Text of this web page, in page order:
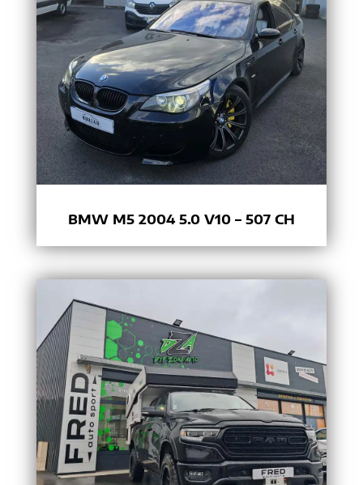
BMW M5 2004 5.0 V10 – 507 CH